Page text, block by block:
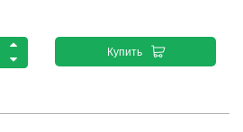
Купить